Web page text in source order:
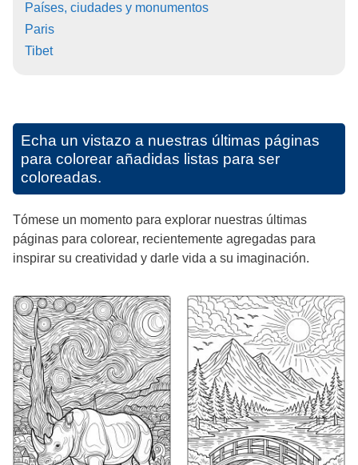
Países, ciudades y monumentos
Paris
Tibet
Echa un vistazo a nuestras últimas páginas
para colorear añadidas listas para ser
coloreadas.
Tómese un momento para explorar nuestras últimas
páginas para colorear, recientemente agregadas para
inspirar su creatividad y darle vida a su imaginación.